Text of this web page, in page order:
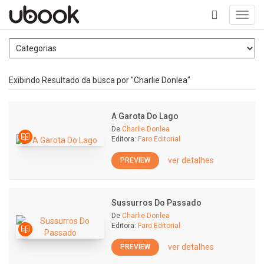
+
Exibindo Resultado da busca por "Charlie Donlea"
A Garota Do Lago
De Charlie Donlea
Editora: Faro Editorial
PREVIEW ver detalhes
Sussurros Do Passado
De Charlie Donlea
Editora: Faro Editorial
PREVIEW ver detalhes